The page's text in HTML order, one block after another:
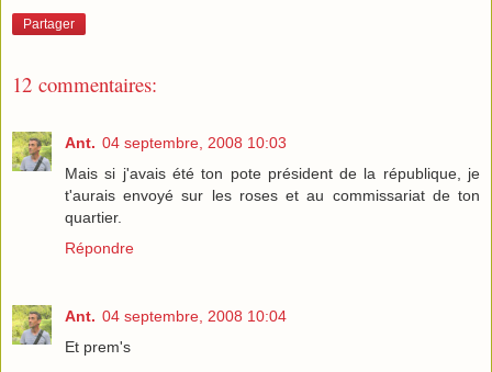
Partager
12 commentaires:
Ant. 04 septembre, 2008 10:03
Mais si j'avais été ton pote président de la république, je
t'aurais envoyé sur les roses et au commissariat de ton
quartier.
Répondre
Ant. 04 septembre, 2008 10:04
Et prem's